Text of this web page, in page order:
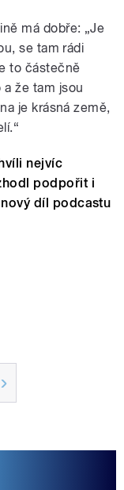
má dobře: „Je
se tam rádi
to částečně
že tam jsou
je krásná země,
nejvíc
podpořit i
díl podcastu